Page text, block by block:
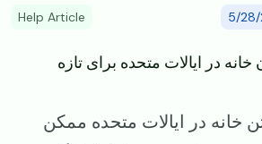
Help Article
در ایالات متحده برای تازه‌
خانه در ایالات متحده ممکن